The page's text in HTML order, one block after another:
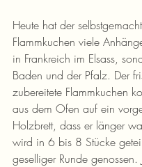
Heute hat der
Flammkuchen viele
in Frankreich im Elsass,
Baden und der Pfalz. Der
zubereitete Flammkuchen
aus dem Ofen auf ein
Holzbrett, dass er länger
wird in 6 bis 8 Stücke
geselliger Runde genossen.